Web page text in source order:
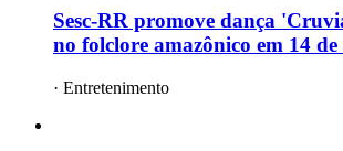
Sesc-RR promove dança
no folclore amazônico em 14 de
· Entretenimento